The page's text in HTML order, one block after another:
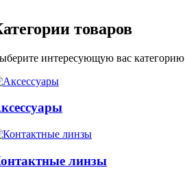
товаров
интересующую вас категорию
линзы